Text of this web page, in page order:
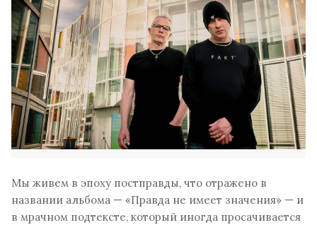
Мы живем в эпоху постправды, что отражено в
названии альбома — «Правда не имеет значения» — и
в мрачном подтексте, который иногда просачивается